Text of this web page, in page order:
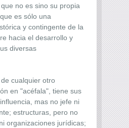
no es sino su propia
es sólo una
y contingente de la
hacia el desarrollo y
diversas
cualquier otro
en "acéfala", tiene sus
mas no jefe ni
estructuras, pero no
organizaciones jurídicas;